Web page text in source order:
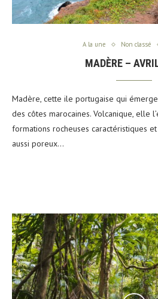
A la une Non classé
MADÈRE –
Madère, cette ile portugaise qui
des côtes marocaines. Volcanique, elle
formations rocheuses caractéristiques
aussi poreux…